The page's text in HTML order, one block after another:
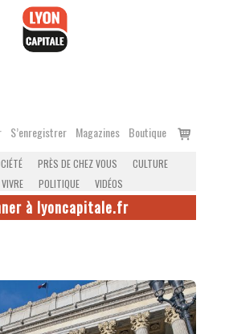
S’enregistrer Magazines Boutique
Voir
PRÈS DE CHEZ VOUS
CULTURE
POLITIQUE VIDÉOS
à lyoncapitale.fr